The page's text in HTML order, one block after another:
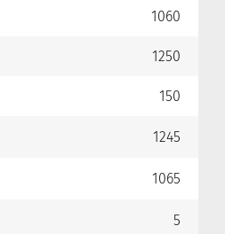
1060
1250
150
1245
1065
5